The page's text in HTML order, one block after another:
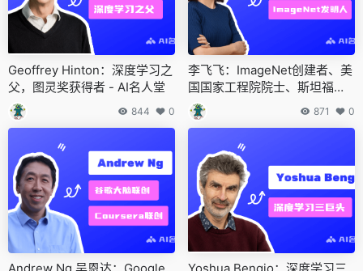
Geoffrey Hinton：深度学习之
父，图灵奖获得者 - AI名人堂
844 0
李飞飞：ImageNet创建者、美
国国家工程院院士、斯坦福大
学教授 - AI名人堂
871 0